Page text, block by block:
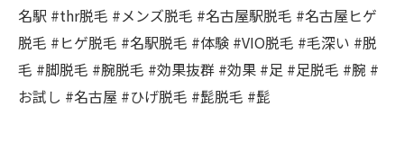
名駅 #thr脱毛 #メンズ脱毛 #名古屋駅脱毛 #名古屋ヒゲ
脱毛 #ヒゲ脱毛 #名駅脱毛 #体験 #VIO脱毛 #毛深い #脱
毛 #脚脱毛 #腕脱毛 #効果抜群 #効果 #足 #足脱毛 #腕 #
お試し #名古屋 #ひげ脱毛 #髭脱毛 #髭